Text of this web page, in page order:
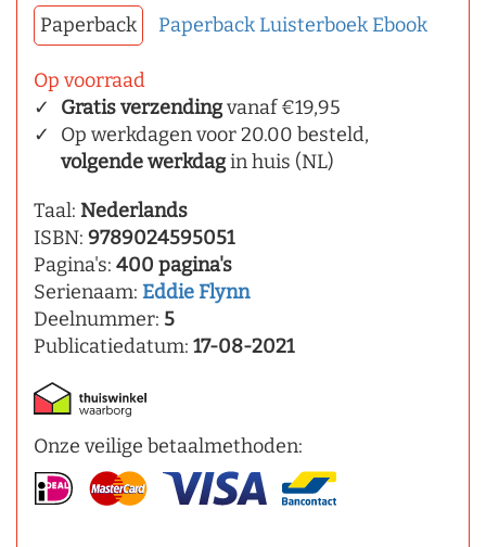
Paperback
Paperback Luisterboek Ebook
Op voorraad
Gratis verzendingvanaf €19,95
Op werkdagen voor 20.00 besteld,
volgende werkdagin huis (NL)
Taal: Nederlands
ISBN: 9789024595051
Pagina's: 400 pagina's
Serienaam: Eddie Flynn
Deelnummer: 5
Publicatiedatum: 17-08-2021
Onze veilige betaalmethoden: